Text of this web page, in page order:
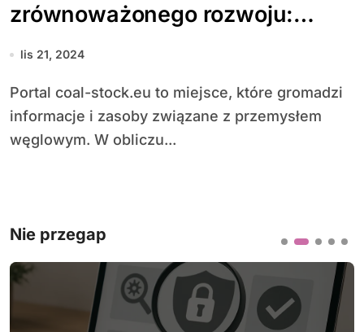
zrównoważonego rozwoju:
Wydobycie, przetwarzanie i
lis 21, 2024
Portal coal-stock.eu to miejsce, które gromadzi
informacje i zasoby związane z przemysłem
węglowym. W obliczu...
Nie przegap